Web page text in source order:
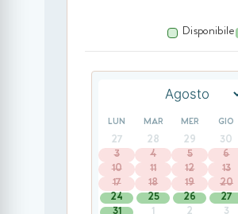
Disponibile
LUN MAR MER GIO
27 28 29 30
3
4 5 6
10
11 12 13
17
18 19 20
24
25 26 27